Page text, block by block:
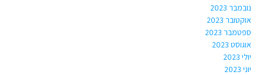
נובמבר 2023
אוקטובר 2023
ספטמבר 2023
אוגוסט 2023
יולי 2023
יוני 2023